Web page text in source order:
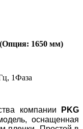
1650 мм)
1Фаза
компании PKG
оснащенная